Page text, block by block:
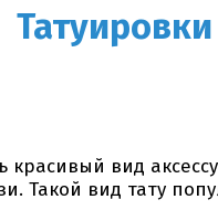
красивый вид
Такой вид тату